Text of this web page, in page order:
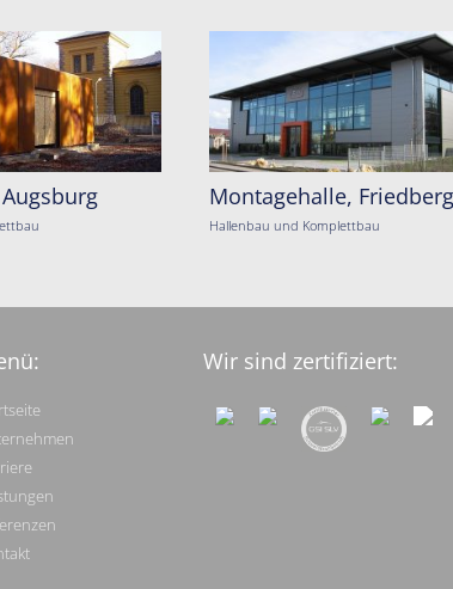
Montagehalle, Friedberg
Hallenbau und Komplettbau
Wir sind zertifiziert: